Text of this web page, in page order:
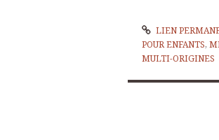
LIEN
POUR ENFANTS,
MULTI-ORIGINES